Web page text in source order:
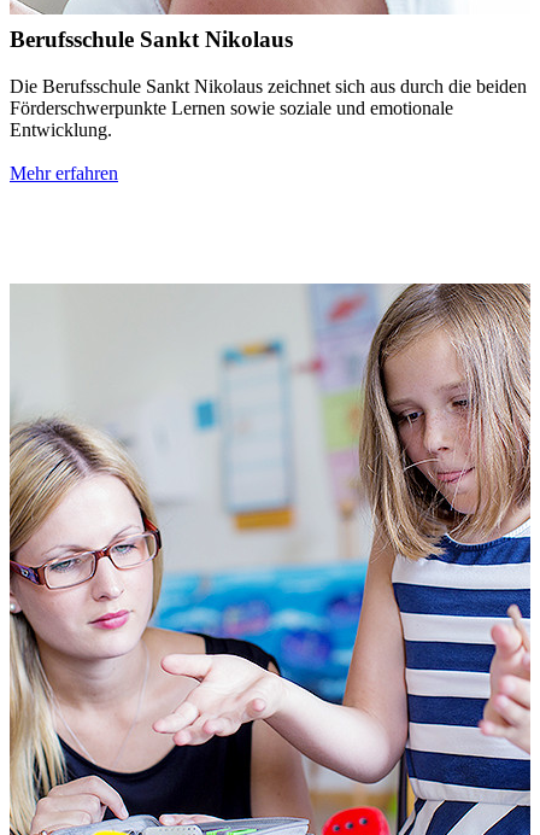
Berufsschule Sankt Nikolaus
Die Berufsschule Sankt Nikolaus zeichnet sich aus durch die beiden
Förderschwerpunkte Lernen sowie soziale und emotionale
Entwicklung.
Mehr erfahren